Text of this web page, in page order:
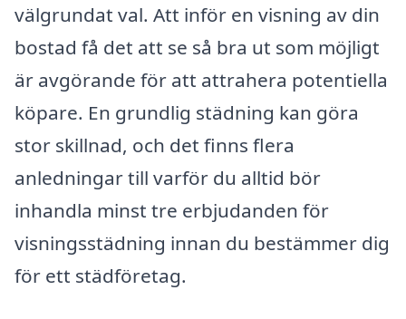
välgrundat val. Att inför en visning av din
bostad få det att se så bra ut som möjligt
är avgörande för att attrahera potentiella
köpare. En grundlig städning kan göra
stor skillnad, och det finns flera
anledningar till varför du alltid bör
inhandla minst tre erbjudanden för
visningsstädning innan du bestämmer dig
för ett städföretag.